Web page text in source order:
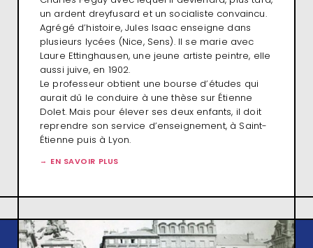
un ardent dreyfusard et un socialiste convaincu.
Agrégé d’histoire, Jules Isaac enseigne dans
plusieurs lycées (Nice, Sens). Il se marie avec
Laure Ettinghausen, une jeune artiste peintre, elle
aussi juive, en 1902.
Le professeur obtient une bourse d’études qui
aurait dû le conduire à une thèse sur Étienne
Dolet. Mais pour élever ses deux enfants, il doit
reprendre son service d’enseignement, à Saint-
Étienne puis à Lyon.
EN SAVOIR PLUS